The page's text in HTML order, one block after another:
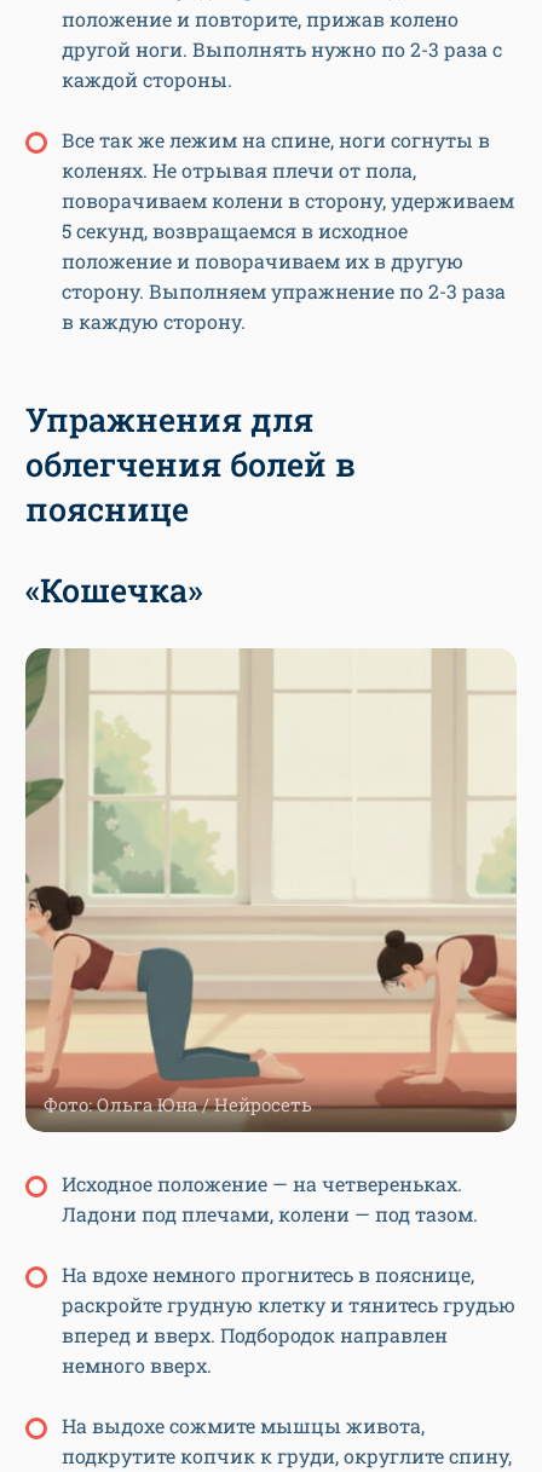
положение и повторите, прижав колено
другой ноги. Выполнять нужно по 2-3 раза с
каждой стороны.
Все так же лежим на спине, ноги согнуты в
коленях. Не отрывая плечи от пола,
поворачиваем колени в сторону, удерживаем
5 секунд, возвращаемся в исходное
положение и поворачиваем их в другую
сторону. Выполняем упражнение по 2-3 раза
в каждую сторону.
Упражнения для
облегчения болей в
пояснице
«Кошечка»
Фото: Ольга Юна / Нейросеть
Исходное положение — на четвереньках.
Ладони под плечами, колени — под тазом.
На вдохе немного прогнитесь в пояснице,
раскройте грудную клетку и тянитесь грудью
вперед и вверх. Подбородок направлен
немного вверх.
На выдохе сожмите мышцы живота,
подкрутите копчик к груди, округлите спину,